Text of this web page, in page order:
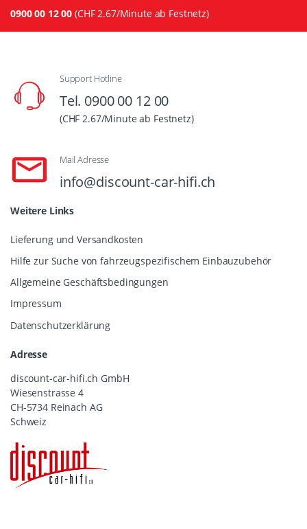
0900 00 12 00 (CHF 2.67/Minute ab Festnetz)
Support Hotline
Tel. 0900 00 12 00
(CHF 2.67/Minute ab Festnetz)
Mail Adresse
info@discount-car-hifi.ch
Weitere Links
Lieferung und Versandkosten
Hilfe zur Suche von fahrzeugspezifischem Einbauzubehör
Allgemeine Geschäftsbedingungen
Impressum
Datenschutzerklärung
Adresse
discount-car-hifi.ch GmbH
Wiesenstrasse 4
CH-5734 Reinach AG
Schweiz